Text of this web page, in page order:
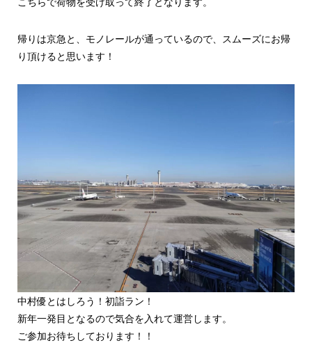
帰りは京急と、モノレールが通っているので、スムーズにお帰
り頂けると思います！
中村優とはしろう！初詣ラン！
新年一発目となるので気合を入れて運営します。
ご参加お待ちしております！！